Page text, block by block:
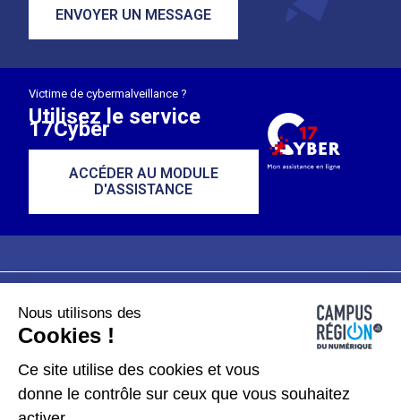
ENVOYER UN MESSAGE
Victime de cybermalveillance ?
Utilisez le service
17Cyber
ACCÉDER AU MODULE
D'ASSISTANCE
Plan du site
Données personnelles
Gérer les cookies
Nous utilisons des
Cookies !
Ce site utilise des cookies et vous
donne le contrôle sur ceux que vous souhaitez